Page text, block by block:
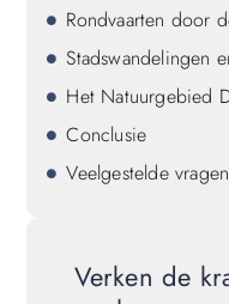
Rondvaarten door
Stadswandelingen
Het Natuurgebied
Conclusie
Veelgestelde vragen
Verken de